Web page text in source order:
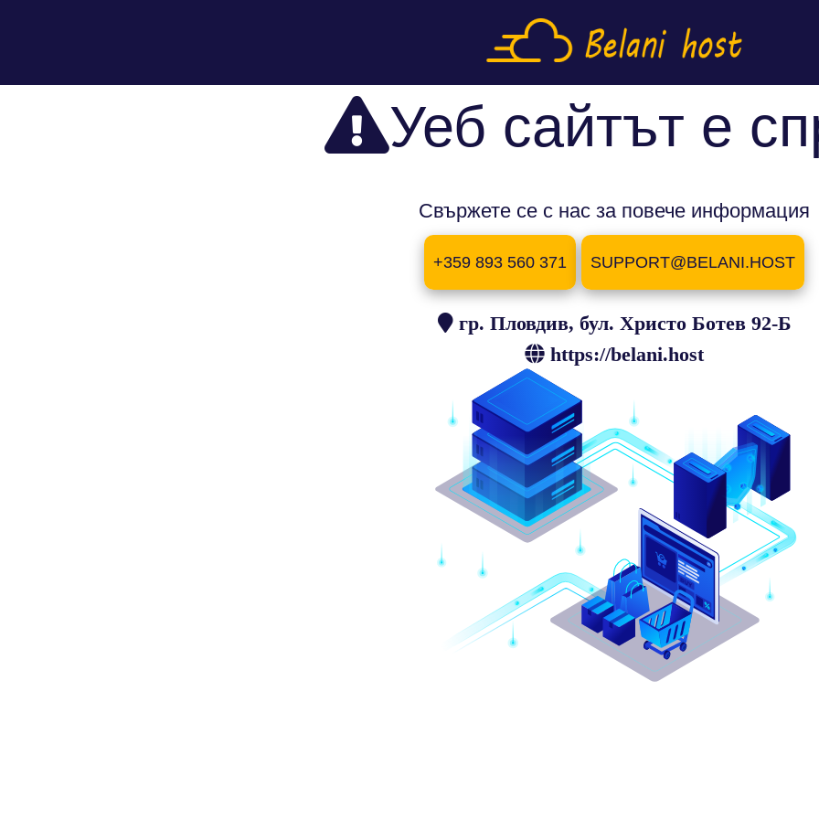
Уеб сайтът е
Свържете се с нас за повече информация
+359 893 560 371 SUPPORT@BELANI.HOST
гр. Пловдив, бул. Христо Ботев 92-Б
https://belani.host